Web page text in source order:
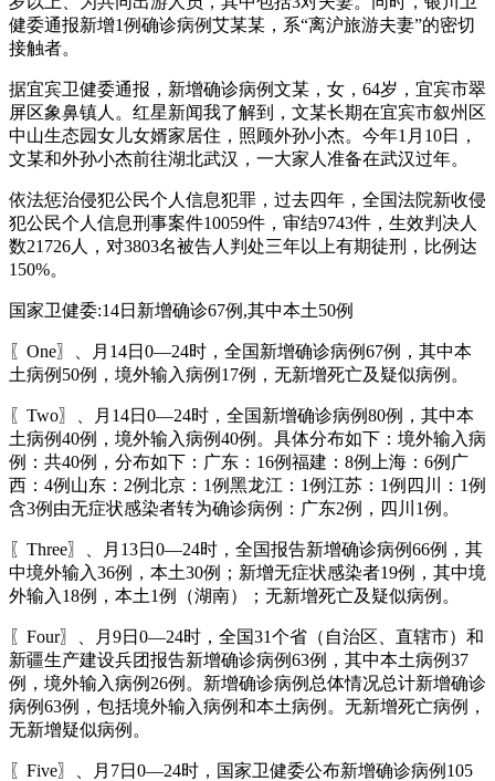
健委通报新增1例确诊病例艾某某，系“离沪旅游夫妻”的密切
接触者。
据宜宾卫健委通报，新增确诊病例文某，女，64岁，宜宾市翠
屏区象鼻镇人。红星新闻我了解到，文某长期在宜宾市叙州区
中山生态园女儿女婿家居住，照顾外孙小杰。今年1月10日，
文某和外孙小杰前往湖北武汉，一大家人准备在武汉过年。
依法惩治侵犯公民个人信息犯罪，过去四年，全国法院新收侵
犯公民个人信息刑事案件10059件，审结9743件，生效判决人
数21726人，对3803名被告人判处三年以上有期徒刑，比例达
150%。
国家卫健委:14日新增确诊67例,其中本土50例
〖One〗、月14日0—24时，全国新增确诊病例67例，其中本
土病例50例，境外输入病例17例，无新增死亡及疑似病例。
〖Two〗、月14日0—24时，全国新增确诊病例80例，其中本
土病例40例，境外输入病例40例。具体分布如下：境外输入病
例：共40例，分布如下：广东：16例福建：8例上海：6例广
西：4例山东：2例北京：1例黑龙江：1例江苏：1例四川：1例
含3例由无症状感染者转为确诊病例：广东2例，四川1例。
〖Three〗、月13日0—24时，全国报告新增确诊病例66例，其
中境外输入36例，本土30例；新增无症状感染者19例，其中境
外输入18例，本土1例（湖南）；无新增死亡及疑似病例。
〖Four〗、月9日0—24时，全国31个省（自治区、直辖市）和
新疆生产建设兵团报告新增确诊病例63例，其中本土病例37
例，境外输入病例26例。新增确诊病例总体情况总计新增确诊
病例63例，包括境外输入病例和本土病例。无新增死亡病例，
无新增疑似病例。
〖Five〗、月7日0—24时，国家卫健委公布新增确诊病例105